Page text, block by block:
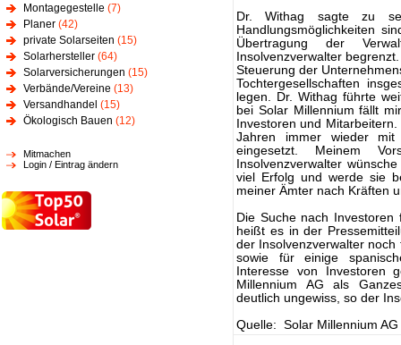
Montagegestelle (7)
Planer (42)
private Solarseiten (15)
Solarhersteller (64)
Solarversicherungen (15)
Verbände/Vereine (13)
Versandhandel (15)
Ökologisch Bauen (12)
Mitmachen
Login / Eintrag ändern
Dr. Withag sagte zu
Handlungsmöglichkeiten
Übertragung der
Insolvenzverwalter
Steuerung der
Tochtergesellschaften
legen. Dr. Withag führte
bei Solar Millennium fällt
Investoren und
Jahren immer wieder mit
eingesetzt. Meinem
Insolvenzverwalter
viel Erfolg und werde sie
meiner Ämter nach Kräften
Die Suche nach
heißt es in der
der Insolvenzverwalter
sowie für einige
Interesse von Investoren
Millennium AG als
deutlich ungewiss, so der
Quelle: Solar Millennium AG